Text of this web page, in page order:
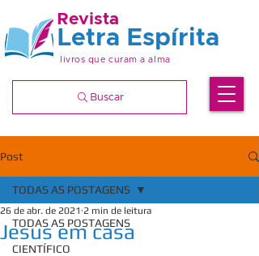
Revista
livros que curam a alma
Letra Espírita
Buscar
Post
TODAS AS POSTAGENS
CIENTÍFICO
TODAS AS POSTAGENS
Jesus em casa
26 de abr. de 2021 2 min de leitura